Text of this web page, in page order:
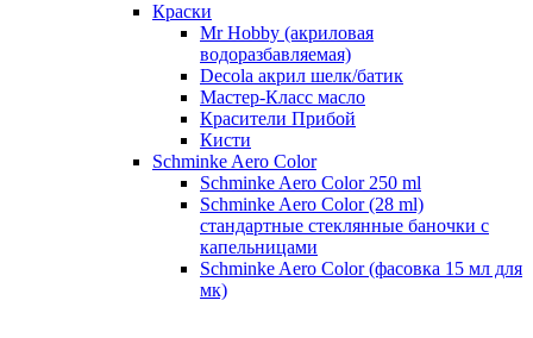
Краски
Mr Hobby (акриловая
водоразбавляемая)
Decola акрил шелк/батик
Мастер-Класс масло
Красители Прибой
Кисти
Schminke Aero Color
Schminke Aero Color 250 ml
Schminke Aero Color (28 ml)
стандартные стеклянные баночки с
капельницами
Schminke Aero Color (фасовка 15 мл для
мк)